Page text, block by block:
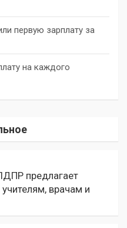
первую зарплату за
на каждого
предлагает
врачам и